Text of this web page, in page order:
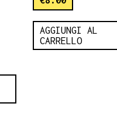
AGGIUNGI AL
CARRELLO